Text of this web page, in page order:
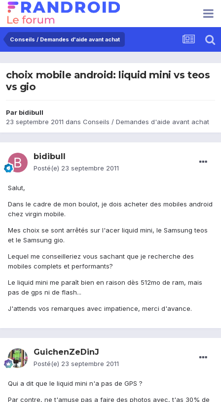
Conseils / Demandes d'aide avant achat
choix mobile android: liquid mini vs teos
vs gio
Par bidibull
23 septembre 2011 dans Conseils / Demandes d'aide avant achat
bidibull
Posté(e) 23 septembre 2011
Salut,
Dans le cadre de mon boulot, je dois acheter des mobiles android
chez virgin mobile.
Mes choix se sont arrêtés sur l'acer liquid mini, le Samsung teos
et le Samsung gio.
Lequel me conseilleriez vous sachant que je recherche des
mobiles complets et performants?
Le liquid mini me paraît bien en raison dès 512mo de ram, mais
pas de gps ni de flash...
J'attends vos remarques avec impatience, merci d'avance.
GuichenZeDinJ
Posté(e) 23 septembre 2011
Qui a dit que le liquid mini n'a pas de GPS ?
Par contre, ne t'amuse pas a faire des photos avec, t'as 30% de